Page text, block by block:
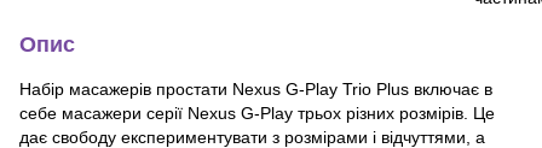
Опис
Набір масажерів простати Nexus G-Play Trio Plus включає в
себе масажери серії Nexus G-Play трьох різних розмірів. Це
дає свободу експериментувати з розмірами і відчуттями, а